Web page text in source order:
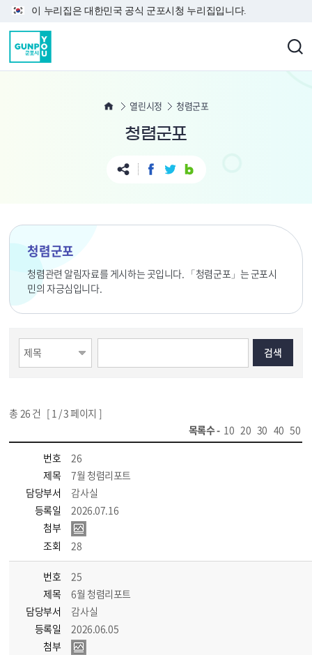
본문 바로가기
이 누리집은 대한민국 공식 군포시청 누리집입니다.
열린시정 청렴군포
청렴군포
청렴군포
청렴관련 알림자료를 게시하는 곳입니다. 「청렴군포」는 군포시
민의 자긍심입니다.
총 26 건 [ 1 / 3 페이지 ]
목록수 - 10 20 30 40 50
번호
26
제목
7월 청렴리포트
담당부서
감사실
등록일
2026.07.16
첨부
조회
28
번호
25
제목
6월 청렴리포트
담당부서
감사실
등록일
2026.06.05
첨부